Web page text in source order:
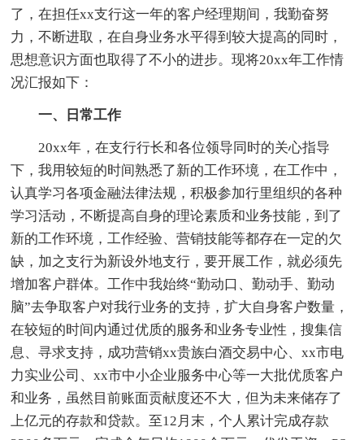
了，在担任xx支行这一年的客户经理期间，我勤奋努
力，不断进取，在自身业务水平得到较大提高的同时，
思想意识方面也取得了不小的进步。现将20xx年工作情
况汇报如下：
一、日常工作
20xx年，在支行行长和各位领导同时的关心指导
下，我用较短的时间熟悉了新的工作环境，在工作中，
认真学习各项金融法律法规，积极参加行里组织的各种
学习活动，不断提高自身的理论素质和业务技能，到了
新的工作环境，工作经验、营销技能等都存在一定的欠
缺，加之支行为新设外地支行，要开展工作，就必须先
增加客户群体。工作中我始终“勤动口、勤动手、勤动
脑”去争取客户对我行业务的支持，扩大自身客户数量，
在较短的时间内通过优质的服务和业务专业性，搜集信
息、寻求支持，成功营销xx贵族白酒交易中心、xx市电
力实业公司、xx市中小企业服务中心等一大批优质客户
和业务，虽然目前账面贡献度还不大，但为未来储存了
上亿元的存款和贷款。至12月末，个人累计完成存款